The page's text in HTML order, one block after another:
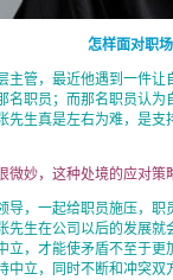
怎样面对职
管，最近他遇到一件让
名职员；而那名职员认
先生真是左右为难，是
，这种处境的应对策略
导，一起给职员施压，
先生在公司以后的发展
立，才能使矛盾不至于
中立，同时不断和冲突